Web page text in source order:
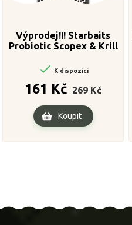
Výprodej!!! Starbaits
Probiotic Scopex & Krill
 K dispozici
161 Kč
cena
269 Kč
Koupit